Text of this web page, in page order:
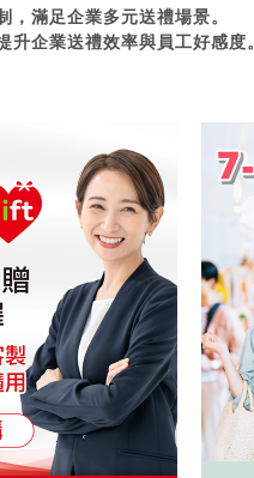
滿足企業多元送禮場景。
升企業送禮效率與員工好感度